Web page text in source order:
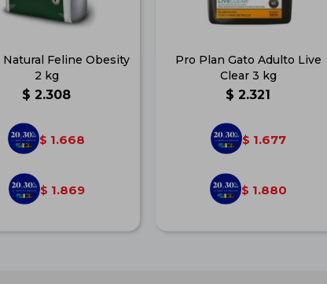
Feline Obesity
2 kg
$ 2.308
$ 1.668
$ 1.869
Pro Plan Gato Adulto Live
Clear 3 kg
$ 2.321
$ 1.677
$ 1.880